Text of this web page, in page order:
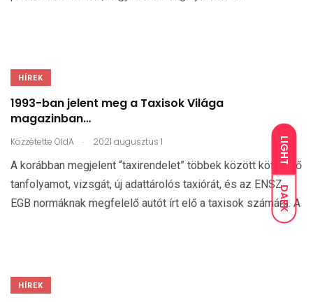
LIGHT
DARK
HÍREK
1993-ban jelent meg a Taxisok Világa
magazinban…
Közzétette OldA . 2021 augusztus 1
A korábban megjelent “taxirendelet” többek között kötelező
tanfolyamot, vizsgát, új adattárolós taxiórát, és az ENSZ
EGB normáknak megfelelő autót írt elő a taxisok számára. A
HÍREK